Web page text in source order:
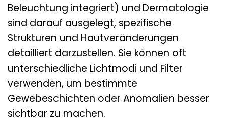
Beleuchtung integriert) und Dermatologie
sind darauf ausgelegt, spezifische
Strukturen und Hautveränderungen
detailliert darzustellen. Sie können oft
unterschiedliche Lichtmodi und Filter
verwenden, um bestimmte
Gewebeschichten oder Anomalien besser
sichtbar zu machen.